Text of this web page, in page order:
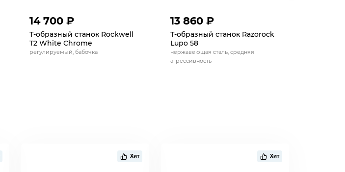
14 700 ₽
Т-образный станок Rockwell
T2 White Chrome
регулируемый, бабочка
13 860 ₽
Т-образный станок Razorock
Lupo 58
нержавеющая сталь, средняя
агрессивность
Хит Хит